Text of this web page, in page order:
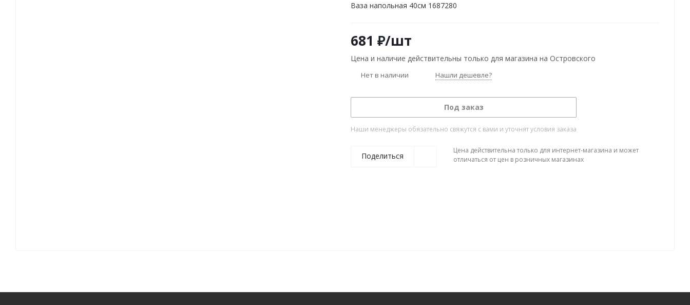
Ваза напольная 40см 1687280
681 ₽/шт
Цена и наличие действительны только для магазина на Островского
Нет в наличии Нашли дешевле?
Под заказ
Наши менеджеры обязательно свяжутся с вами и уточнят условия заказа
Поделиться
Цена действительна только для интернет-магазина и может
отличаться от цен в розничных магазинах